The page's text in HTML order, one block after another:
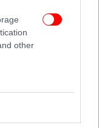
other